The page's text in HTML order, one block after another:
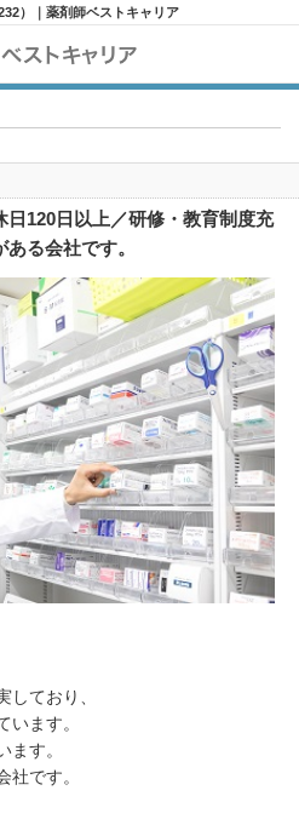
）｜薬剤師ベストキャリア
日120日以上／研修・教育制度充
る会社です。
しており、
ます。
ます。
社です。